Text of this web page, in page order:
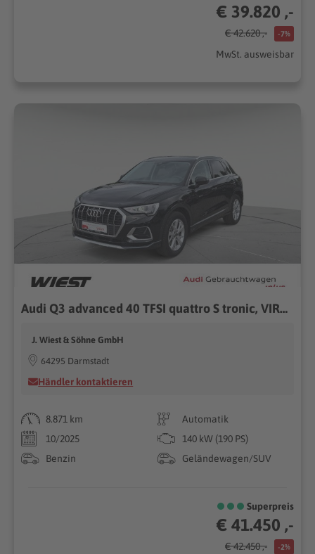
€ 39.820 ,-
€ 42.620 ,- -7%
MwSt. ausweisbar
Audi Q3 advanced 40 TFSI quattro S tronic, VIRTUAL/2xPDC/NAVI/
J. Wiest & Söhne GmbH
64295 Darmstadt
Händler kontaktieren
8.871 km
Automatik
10/2025
140 kW (190 PS)
Benzin
Geländewagen/SUV
Superpreis
€ 41.450 ,-
€ 42.450 ,- -2%